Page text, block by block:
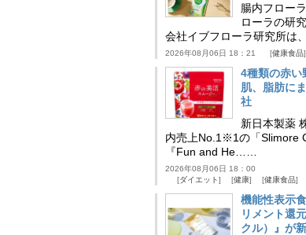
腸内フロー
ローラの研
会社イブフローラ研究所は
2026年08月06日 18：21 健康食品
4種類の赤い
肌、脂肪に
社
新日本製薬
内売上No.1※1の「Slimore
『Fun and He……
2026年08月06日 18：00
ダイエット
健康 健康食品
機能性表示
リメント還
クル）』が